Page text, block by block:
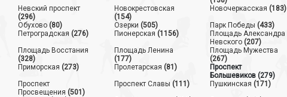
Невский проспект
(296)
Новокрестовская
(154)
Новочеркасская (183)
Обухово(80) Озерки (505) Парк Победы (433)
Петроградская (276) Пионерская (1156)
Площадь Александра
Невского (207)
Площадь Восстания
(328)
Площадь Ленина
(177)
Площадь Мужества
(267)
Приморская (273) Пролетарская (81)
Проспект
Большевиков (279)
Проспект
Просвещения (501)
Проспект Славы (111) Пушкинская (171)